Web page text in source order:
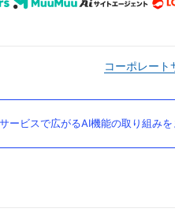
コーポレート
ビスで広がるAI機能の取り組みを